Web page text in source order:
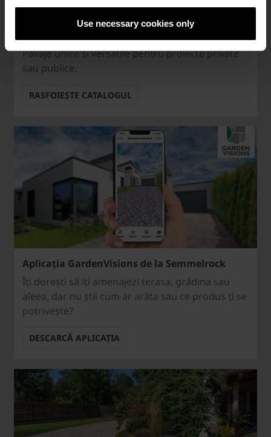
Use necessary cookies only
Pavaje unice și versatile pentru proiecte private
sau publice.
RASFOIEȘTE CATALOGUL
Aplicația GardenVisions de la Semmelrock
Îți dorești să îți amenajezi terasa, grădina sau
aleea, dar nu știi cum ar arăta sau ce produs ți se
potrivește?
DESCARCĂ APLICAȚIA